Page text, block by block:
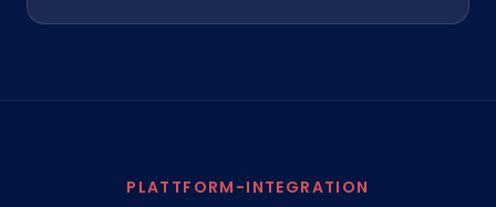
PLATTFORM-INTEGRATION